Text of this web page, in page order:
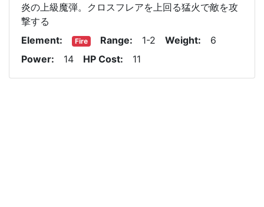
炎の上級魔弾。クロスフレアを上回る猛火で敵を攻
撃する
Element
Fire Range 1-2 Weight
6
Power
14 HP Cost 11